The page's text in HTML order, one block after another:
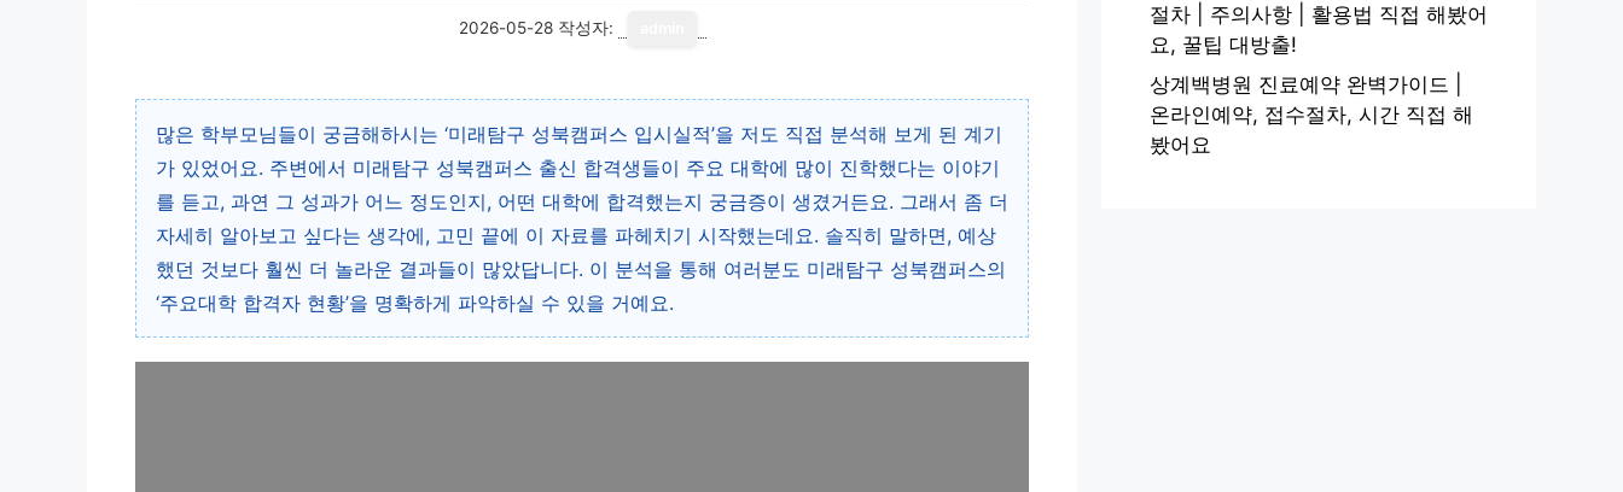
2026-05-28 작성자:
많은 학부모님들이 궁금해하시는 ‘미래탐구 성북캠퍼스 입시실적’을 저도 직접 분석해 보게 된 계기
가 있었어요. 주변에서 미래탐구 성북캠퍼스 출신 합격생들이 주요 대학에 많이 진학했다는 이야기
를 듣고, 과연 그 성과가 어느 정도인지, 어떤 대학에 합격했는지 궁금증이 생겼거든요. 그래서 좀 더
자세히 알아보고 싶다는 생각에, 고민 끝에 이 자료를 파헤치기 시작했는데요. 솔직히 말하면, 예상
했던 것보다 훨씬 더 놀라운 결과들이 많았답니다. 이 분석을 통해 여러분도 미래탐구 성북캠퍼스의
‘주요대학 합격자 현황’을 명확하게 파악하실 수 있을 거예요.
절차 | 주의사항 | 활용법 직접 해봤어
요, 꿀팁 대방출!
상계백병원 진료예약 완벽가이드 |
온라인예약, 접수절차, 시간 직접 해
봤어요